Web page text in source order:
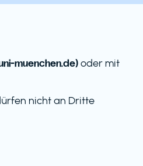
muenchen.de)oder mit
nicht an Dritte